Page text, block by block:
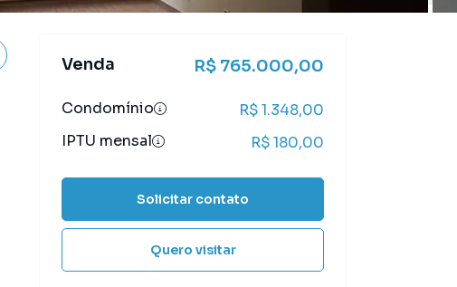
Venda R$ 765.000,00
Condomínio
R$ 1.348,00
IPTU mensal
R$ 180,00
Solicitar contato
Quero visitar